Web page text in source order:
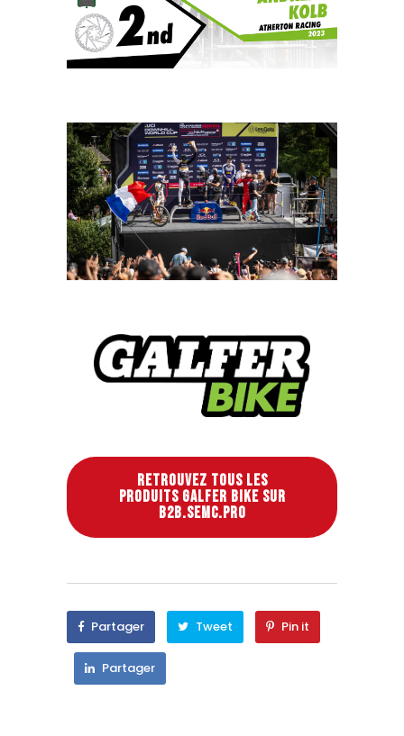
RETROUVEZ TOUS LES
PRODUITS GALFER BIKE SUR
B2B.SEMC.PRO
Partager Tweet Pin it
Partager